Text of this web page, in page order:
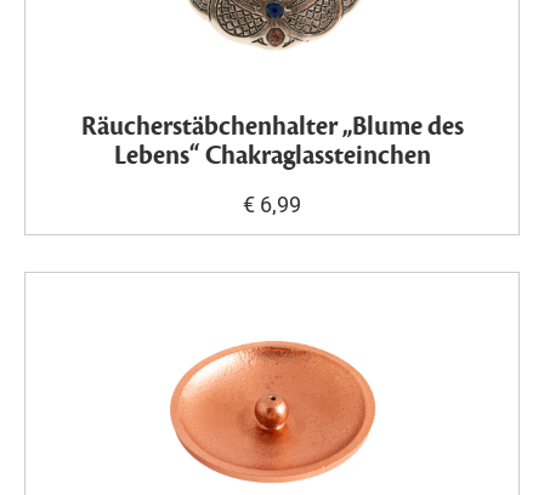
Räucherstäbchenhalter „Blume des
Lebens“ Chakraglassteinchen
€ 6,99